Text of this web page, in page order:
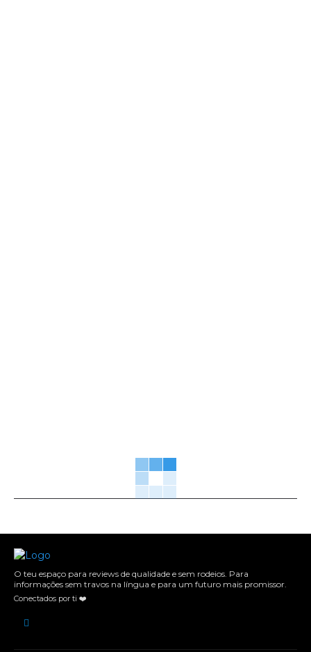
O teu espaço para reviews de qualidade e sem rodeios. Para
informações sem travos na língua e para um futuro mais promissor.
Conectados por ti ❤️